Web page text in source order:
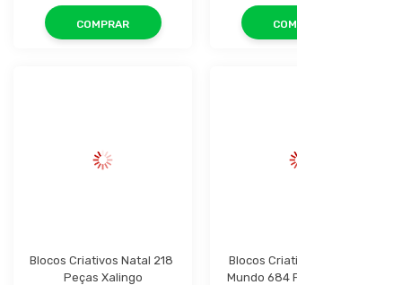
COMPRAR COMPRAR
Blocos Criativos Natal 218
Peças Xalingo
Blocos Criativos Mapa do
Mundo 684 Peças Xalingo